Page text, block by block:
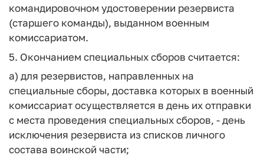
командировочном удостоверении резервиста
(старшего команды), выданном военным
комиссариатом.
5. Окончанием специальных сборов считается:
а) для резервистов, направленных на
специальные сборы, доставка которых в военный
комиссариат осуществляется в день их отправки
с места проведения специальных сборов, - день
исключения резервиста из списков личного
состава воинской части;